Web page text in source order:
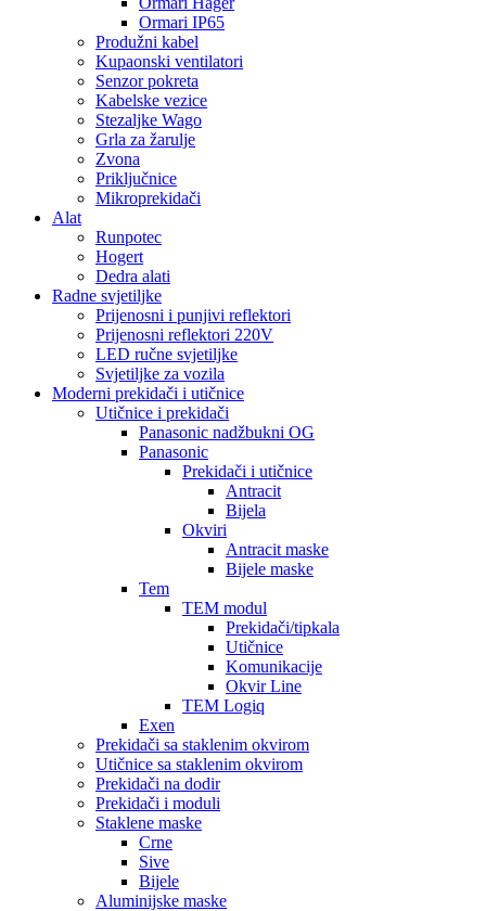
Ormari IP65
Produžni kabel
Kupaonski ventilatori
Senzor pokreta
Kabelske vezice
Stezaljke Wago
Grla za žarulje
Zvona
Priključnice
Mikroprekidači
Alat
Runpotec
Hogert
Dedra alati
Radne svjetiljke
Prijenosni i punjivi reflektori
Prijenosni reflektori 220V
LED ručne svjetiljke
Svjetiljke za vozila
Moderni prekidači i utičnice
Utičnice i prekidači
Panasonic nadžbukni OG
Panasonic
Prekidači i utičnice
Antracit
Bijela
Okviri
Antracit maske
Bijele maske
Tem
TEM modul
Prekidači/tipkala
Utičnice
Komunikacije
Okvir Line
TEM Logiq
Exen
Prekidači sa staklenim okvirom
Utičnice sa staklenim okvirom
Prekidači na dodir
Prekidači i moduli
Staklene maske
Crne
Sive
Bijele
Aluminijske maske